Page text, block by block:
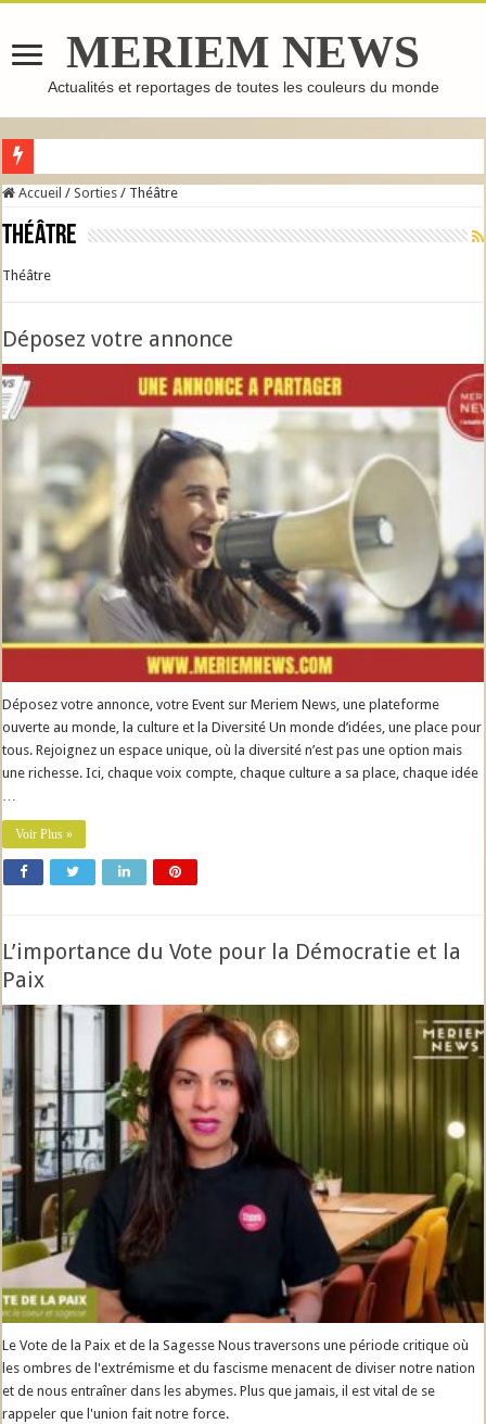
MERIEM NEWS
Actualités et reportages de toutes les couleurs du monde
Accueil / Sorties / Théâtre
Théâtre
Théâtre
Déposez votre annonce
Déposez votre annonce, votre Event sur Meriem News, une plateforme
ouverte au monde, la culture et la Diversité Un monde d’idées, une place pour
tous. Rejoignez un espace unique, où la diversité n’est pas une option mais
une richesse. Ici, chaque voix compte, chaque culture a sa place, chaque idée
…
Voir Plus »
L’importance du Vote pour la Démocratie et la
Paix
Le Vote de la Paix et de la Sagesse Nous traversons une période critique où
les ombres de l'extrémisme et du fascisme menacent de diviser notre nation
et de nous entraîner dans les abymes. Plus que jamais, il est vital de se
rappeler que l'union fait notre force.